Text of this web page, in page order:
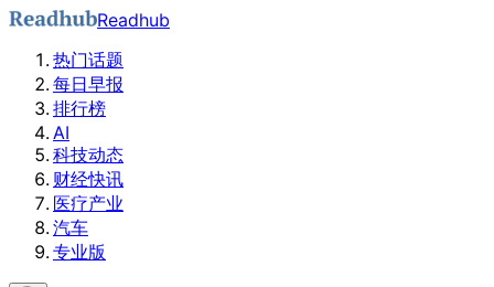
Readhub
热门话题
每日早报
排行榜
AI
科技动态
财经快讯
医疗产业
汽车
专业版